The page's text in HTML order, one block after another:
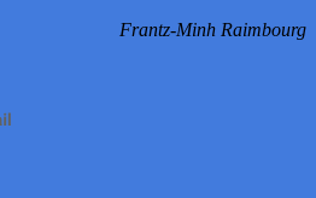
Frantz-Minh Raimbourg